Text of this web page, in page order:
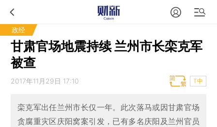
政经
甘肃官场地震持续 兰州市长栾克军
被查
2017年11月29日 17:10 T中
栾克军出任兰州市长仅一年。此次落马或因甘肃官场
贪腐重灾区庆阳窝案引发，已有多名庆阳及兰州官员